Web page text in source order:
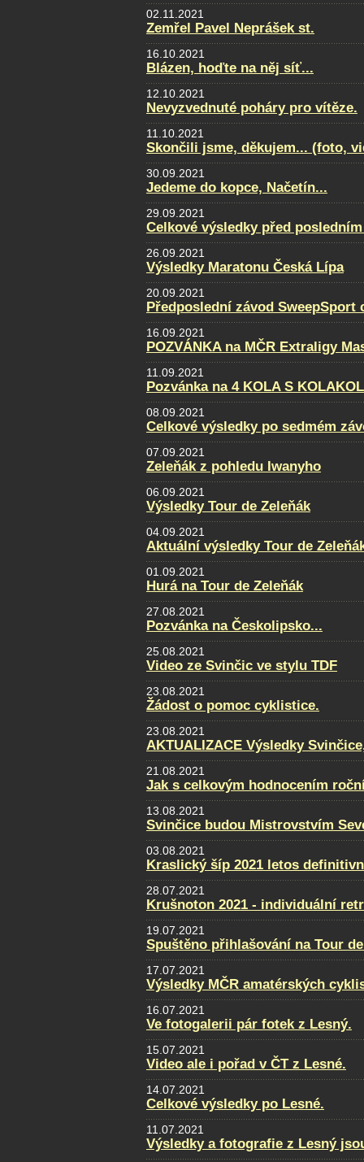
02.11.2021
Zemřel Pavel Neprášek st.
16.10.2021
Blázen, hoďte na něj síť...
12.10.2021
Nevyzvednuté poháry pro vítěze.
11.10.2021
Skončili jsme, děkujem... (foto,
30.09.2021
Jedeme do kopce, Načetín...
29.09.2021
Celkové výsledky před
26.09.2021
Výsledky Maratonu Česká Lípa
20.09.2021
Předposlední závod
16.09.2021
POZVÁNKA na MČR Extraligy
11.09.2021
Pozvánka na 4 KOLA S
08.09.2021
Celkové výsledky po sedmém
07.09.2021
Zeleňák z pohledu Iwanyho
06.09.2021
Výsledky Tour de Zeleňák
04.09.2021
Aktuální výsledky Tour de
01.09.2021
Hurá na Tour de Zeleňák
27.08.2021
Pozvánka na Českolipsko...
25.08.2021
Video ze Svinčic ve stylu TDF
23.08.2021
Žádost o pomoc cyklistice.
23.08.2021
AKTUALIZACE Výsledky
21.08.2021
Jak s celkovým hodnocením
13.08.2021
Svinčice budou Mistrovstvím
03.08.2021
Kraslický šíp 2021 letos
28.07.2021
Krušnoton 2021 - individuální
19.07.2021
Spuštěno přihlašování na Tour
17.07.2021
Výsledky MČR amatérských
16.07.2021
Ve fotogalerii pár fotek z Lesný.
15.07.2021
Video ale i pořad v ČT z Lesné.
14.07.2021
Celkové výsledky po Lesné.
11.07.2021
Výsledky a fotografie z Lesný